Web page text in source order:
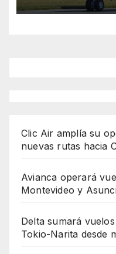
Clic Air amplía su
nuevas rutas hacia
Avianca operará
Montevideo y
Delta sumará
Tokio-Narita desde